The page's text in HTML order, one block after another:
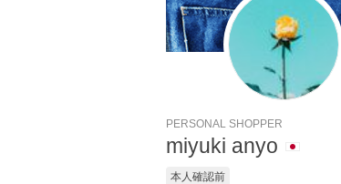
PERSONAL SHOPPER
miyuki anyo
本人確認前